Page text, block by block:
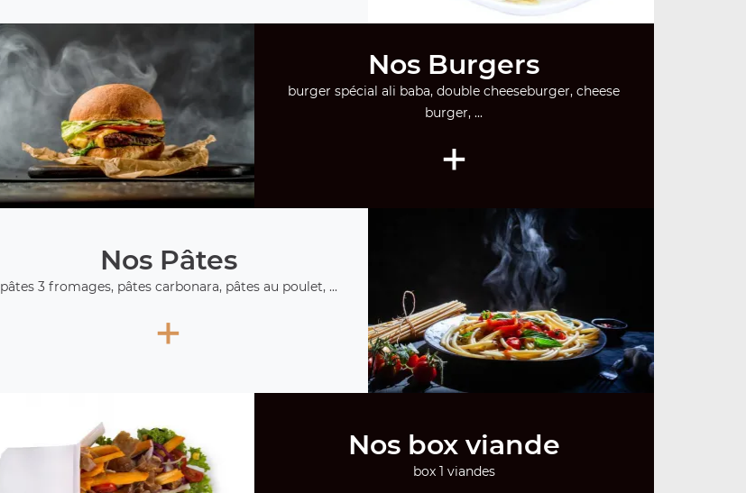
Nos Burgers
burger spécial ali baba, double cheeseburger, cheese
burger, ...
+
Nos Pâtes
pâtes 3 fromages, pâtes carbonara, pâtes au poulet, ...
+
Nos box viande
box 1 viandes